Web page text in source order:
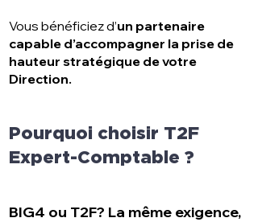
Vous bénéficiez d’un partenaire
capable d’accompagner la prise de
hauteur stratégique de votre
Direction.
Pourquoi choisir T2F
Expert-Comptable ?
BIG4 ou T2F? La même exigence,